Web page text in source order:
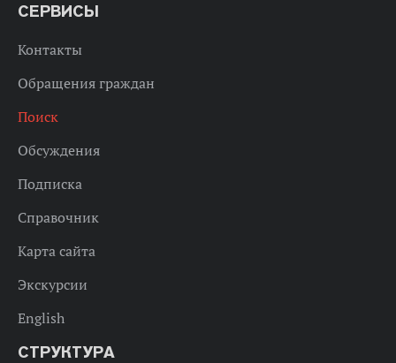
СЕРВИСЫ
Контакты
Обращения граждан
Поиск
Обсуждения
Подписка
Справочник
Карта сайта
Экскурсии
English
СТРУКТУРА